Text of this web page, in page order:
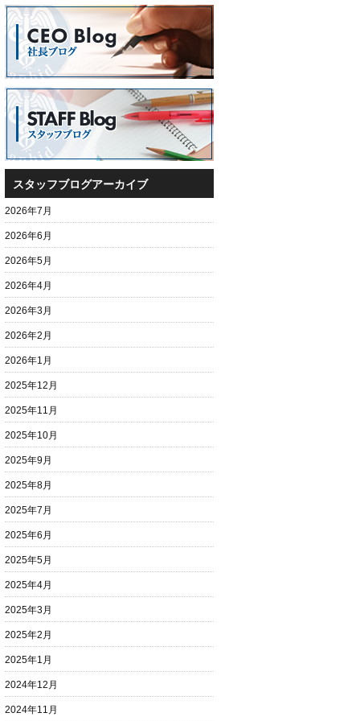
スタッフブログアーカイブ
2026年7月
2026年6月
2026年5月
2026年4月
2026年3月
2026年2月
2026年1月
2025年12月
2025年11月
2025年10月
2025年9月
2025年8月
2025年7月
2025年6月
2025年5月
2025年4月
2025年3月
2025年2月
2025年1月
2024年12月
2024年11月